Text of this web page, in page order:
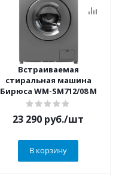
Встраиваемая
стиральная машина
Бирюса WM-SM712/08 M
23 290 руб./шт
В корзину